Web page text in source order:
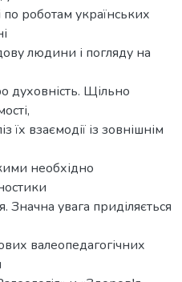
по роботам українських
людини і погляду на
духовність. Щільно
їх взаємодії із зовнішнім
необхідно
Значна увага приділяється
валеопедагогічних